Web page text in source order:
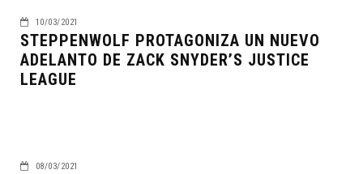
10/03/2021
STEPPENWOLF PROTAGONIZA UN NUEVO
ADELANTO DE ZACK SNYDER’S JUSTICE
LEAGUE
08/03/2021